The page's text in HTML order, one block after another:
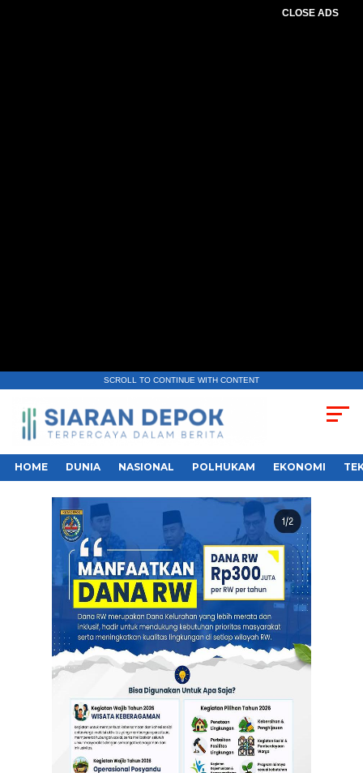
CLOSE ADS
SCROLL TO CONTINUE WITH CONTENT
HOME DUNIA NASIONAL POLHUKAM EKONOMI